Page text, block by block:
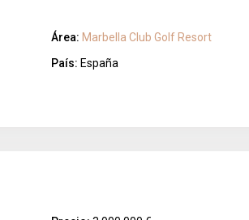
Área: Marbella Club Golf Resort
País: España